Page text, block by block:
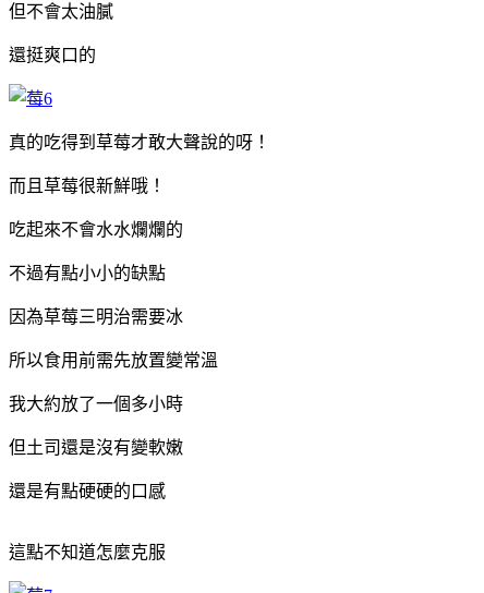
但不會太油膩
還挺爽口的
真的吃得到草莓才敢大聲說的呀！
而且草莓很新鮮哦！
吃起來不會水水爛爛的
不過有點小小的缺點
因為草莓三明治需要冰
所以食用前需先放置變常溫
我大約放了一個多小時
但土司還是沒有變軟嫩
還是有點硬硬的口感
這點不知道怎麼克服